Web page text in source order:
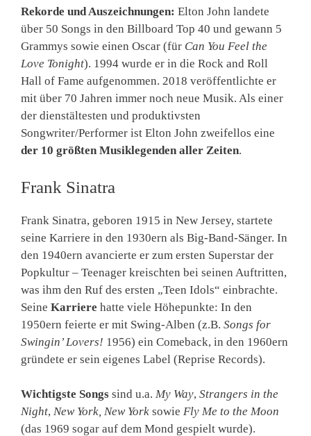
Rekorde und Auszeichnungen: Elton John landete
über 50 Songs in den Billboard Top 40 und gewann 5
Grammys sowie einen Oscar (für Can You Feel the
Love Tonight). 1994 wurde er in die Rock and Roll
Hall of Fame aufgenommen. 2018 veröffentlichte er
mit über 70 Jahren immer noch neue Musik. Als einer
der dienstältesten und produktivsten
Songwriter/Performer ist Elton John zweifellos eine
der 10 größten Musiklegenden aller Zeiten.
Frank Sinatra
Frank Sinatra, geboren 1915 in New Jersey, startete
seine Karriere in den 1930ern als Big-Band-Sänger. In
den 1940ern avancierte er zum ersten Superstar der
Popkultur – Teenager kreischten bei seinen Auftritten,
was ihm den Ruf des ersten „Teen Idols“ einbrachte.
Seine Karriere hatte viele Höhepunkte: In den
1950ern feierte er mit Swing-Alben (z.B. Songs for
Swingin’ Lovers! 1956) ein Comeback, in den 1960ern
gründete er sein eigenes Label (Reprise Records).
Wichtigste Songs sind u.a. My Way, Strangers in the
Night, New York, New York sowie Fly Me to the Moon
(das 1969 sogar auf dem Mond gespielt wurde).